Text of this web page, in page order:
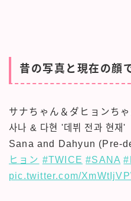
昔の写真と現在の顔
サナちゃん＆ダヒョンち
사나 & 다현 '데뷔 전과 현재'
Sana and Dahyun (Pre-
ヒョン #TWICE #SANA
pic.twitter.com/